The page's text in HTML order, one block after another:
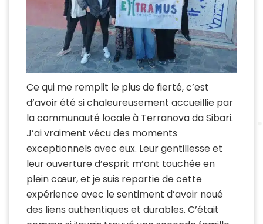
Ce qui me remplit le plus de fierté, c’est
d’avoir été si chaleureusement accueillie par
la communauté locale à Terranova da Sibari.
J’ai vraiment vécu des moments
exceptionnels avec eux. Leur gentillesse et
leur ouverture d’esprit m’ont touchée en
plein cœur, et je suis repartie de cette
expérience avec le sentiment d’avoir noué
des liens authentiques et durables. C’était